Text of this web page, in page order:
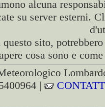
alcuna
su server esterni.
sito,
cosa sono e
|